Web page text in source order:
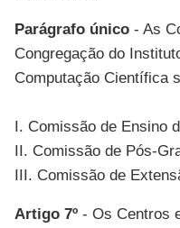
Parágrafo único - As
Congregação do
Computação Científica
I. Comissão de Ensino
II. Comissão de Pós-
III. Comissão de
Artigo 7º - Os Centros